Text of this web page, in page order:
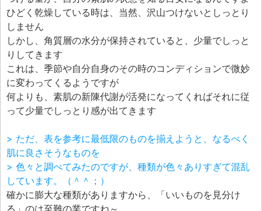
ひどく乾燥している時は、当然、沢山つけないとしっとり
しません
しかし、角質層の水分が保持されていると、少量でしっと
りしてきます
これは、季節や自分自身のその時のコンディションで微妙
に変わってくるようですが
何よりも、素肌の新陳代謝が活発になってくればそれに従
って少量でしっとり感が出てきます
> ただ、表を参考に最低限のものを揃えようと、なるべく
肌に良さそうなものを
> 色々と調べてみたのですが、種類が色々ありすぎて混乱
しています。（＾＾；）
確かに膨大な種類がありますから、「いいものを見分け
る」のは至難の業ですね～